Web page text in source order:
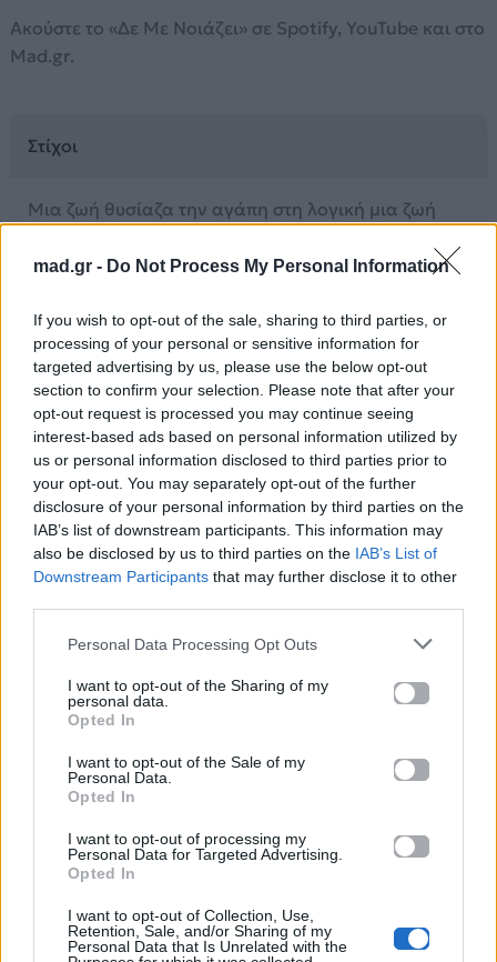
mad.gr - Do Not Process My Personal Information
If you wish to opt-out of the sale, sharing to third parties, or
processing of your personal or sensitive information for
targeted advertising by us, please use the below opt-out
section to confirm your selection. Please note that after your
opt-out request is processed you may continue seeing
interest-based ads based on personal information utilized by
us or personal information disclosed to third parties prior to
your opt-out. You may separately opt-out of the further
disclosure of your personal information by third parties on the
IAB’s list of downstream participants. This information may
also be disclosed by us to third parties on the IAB’s List of
Downstream Participants that may further disclose it to other
Personal Data Processing Opt Outs
I want to opt-out of the Sharing of my
personal data.
Opted In
I want to opt-out of the Sale of my
Personal Data.
Opted In
I want to opt-out of processing my
Personal Data for Targeted Advertising.
Opted In
I want to opt-out of Collection, Use,
Retention, Sale, and/or Sharing of my
Personal Data that Is Unrelated with the
Ακούστε το «Δε Με Νοιάζει» σε Spotify, YouTube και στο
Mad.gr.
Στίχοι
Μια ζωή θυσίαζα την αγάπη στη λογική μια ζωή
συστήνονταν μου έλεγαν τι είναι
Για εμπειρίες στις αμαρτίες τώρα ψάχνω κι ας καώ
Δε με νοιάζει αν σε δουν το πρωί που θα φύγεις σαν
κλέφτης
και μη γίνεσαι ψεύτης το ξέρουν πως μένεις αλλού
Δε με νοιάζει αν μας δουν γιατί σ’ όσους χρωστώ
έχω δώσει
κι όσοι μ’ έχουν πληγώσει με συνείδηση ήσυχη ζουν
Μια ζωή εξαίρεση στους κανόνες δεν είχα βρει
μα η ζωή που τώρα μπροστά μου ανοίγεται
δε θα `ναι ίδια ζωή
επειδή αισθάνομαι πιο δυνατή
Δε με νοιάζει αν σε δουν το πρωί που θα φύγεις σαν
κλέφτης
και μη γίνεσαι ψεύτης το ξέρουν πως μένεις αλλού
Δε με νοιάζει αν μας δουν γιατί σ’ όσους χρωστώ
κι όσοι μ’ έχουν πληγώσει με συνείδηση ήσυχη ζουν
κλέφτης
και μη γίνεσαι ψεύτης το ξέρουν πως μένεις αλλού